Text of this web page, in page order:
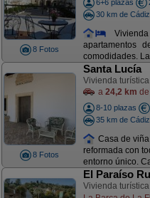
8 Fotos
6+6 plazas
30 km de Cádiz
apartamentos
comodidades.
8 Fotos
Santa Lucía
Vivienda
a 24,2 km
8-10 plazas
35 km de Cádiz
Casa de
reformada con
entorno único.
El Paraíso
Vivienda